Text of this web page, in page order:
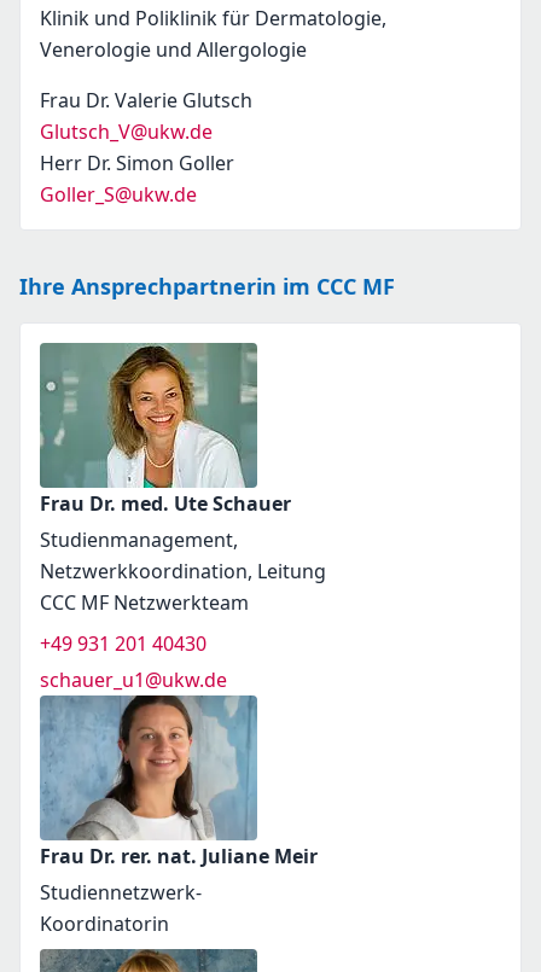
Klinik und Poliklinik für Dermatologie,
Venerologie und Allergologie
Frau Dr. Valerie Glutsch
Glutsch_V@ukw.de
Herr Dr. Simon Goller
Goller_S@ukw.de
Ihre Ansprechpartnerin im CCC MF
Frau Dr. med. Ute Schauer
Studienmanagement,
Netzwerkkoordination, Leitung
CCC MF Netzwerkteam
+49 931 201 40430
schauer_u1@ukw.de
Frau Dr. rer. nat. Juliane Meir
Studiennetzwerk-
Koordinatorin